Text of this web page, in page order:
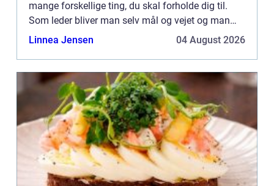
mange forskellige ting, du skal forholde dig til.
Som leder bliver man selv mål og vejet og man
har højest sandsynligt mål, man selv skal indfri
Linnea Jensen 04 August 2026